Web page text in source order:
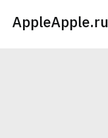
AppleApple.ru